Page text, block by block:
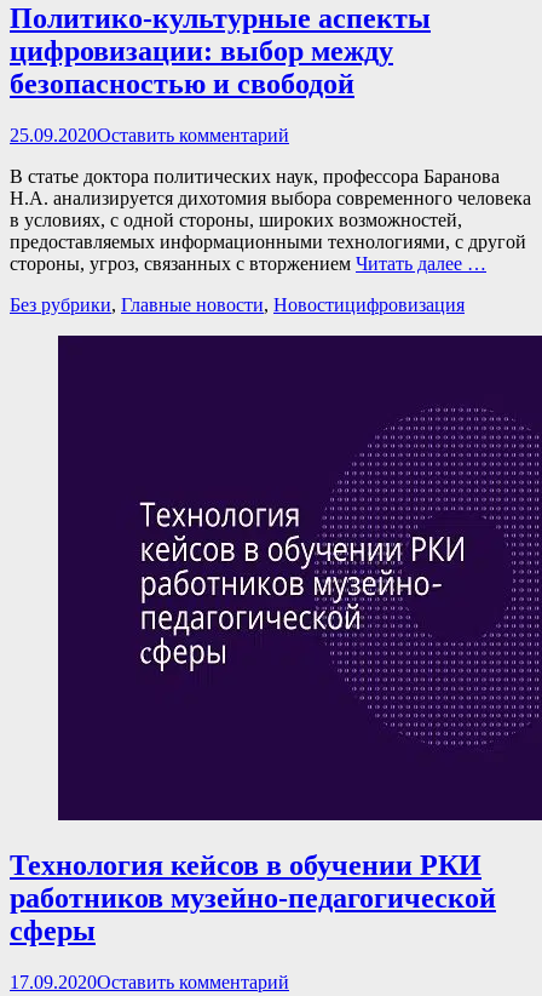
Политико-культурные аспекты
цифровизации: выбор между
безопасностью и свободой
Опубликовано
25.09.2020Оставить комментарий
В статье доктора политических наук, профессора Баранова
Н.А. анализируется дихотомия выбора современного человека
в условиях, с одной стороны, широких возможностей,
предоставляемых информационными технологиями, с другой
стороны, угроз, связанных с вторжением Читать далее …
Категории
Без рубрики, Главные новости, НовостиТеги
цифровизация
Технология кейсов в обучении РКИ
работников музейно-педагогической
cферы
Опубликовано
17.09.2020Оставить комментарий